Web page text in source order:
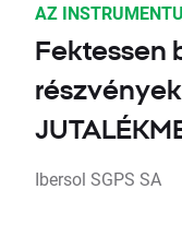
AZ
Fektessen
Ibersol SGPS SA